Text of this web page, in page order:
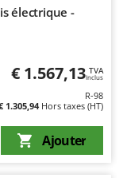
électrique -
€ 1.567,13 TVA
Inclus
R-98
1.305,94Hors taxes (HT)
Ajouter